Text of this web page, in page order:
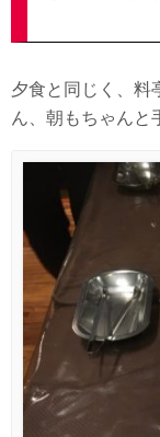
夕食と同じく、料
ん、朝もちゃんと